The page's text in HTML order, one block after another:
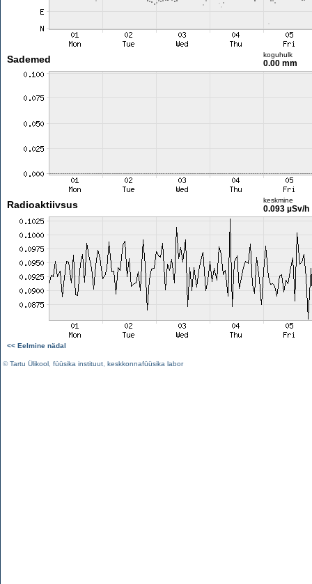
Sademed koguhulk
0.00 mm
Radioaktiivsus keskmine
0.093 µSv/h
<< Eelmine nädal
©Tartu Ülikool füüsika instituut keskkonnafüüsika labor